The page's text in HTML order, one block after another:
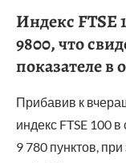
Индекс FTSE
9800, что
показателе в
Прибавив к
индекс FTSE 100
9 780 пунктов,